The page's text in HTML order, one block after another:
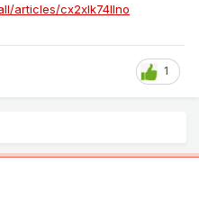
articles/cx2xlk74llno
1